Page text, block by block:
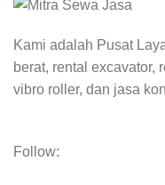
Kami adalah Pusat
berat, rental excavator,
vibro roller, dan jasa
Follow: